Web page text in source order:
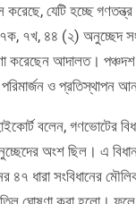
যেটি হচ্ছে
৭খ, ৪৪ (২) অনুচ্ছেদ
করেছেন আদালত।
ও প্রতিস্থাপন
বলেন, গণভোটের
অংশ ছিল। এ
ধারা সংবিধানের